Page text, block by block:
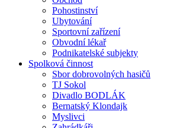
Pohostinství
Ubytování
Sportovní zařízení
Obvodní lékař
Podnikatelské subjekty
Spolková činnost
Sbor dobrovolných hasičů
TJ Sokol
Divadlo BODLÁK
Bernatský Klondajk
Myslivci